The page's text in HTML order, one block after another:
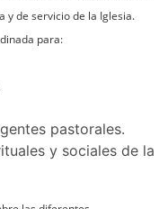
y de servicio de la Iglesia.
para:
pastorales.
y sociales de la